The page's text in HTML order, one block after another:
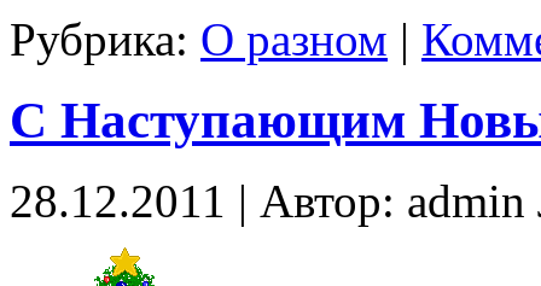
Рубрика: О разном |
С Наступающим
28.12.2011 | Автор: